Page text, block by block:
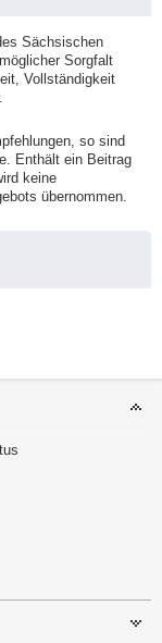
Sächsischen
Sorgfalt
Vollständigkeit
so sind
Enthält ein Beitrag
keine
übernommen.